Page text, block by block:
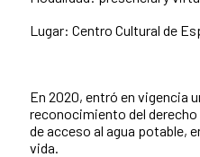
Lugar: Centro Cultural de
En 2020, entró en vigencia
reconocimiento del
de acceso al agua potable,
vida.